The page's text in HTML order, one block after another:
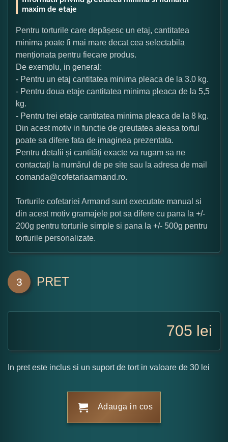
maxim de etaje
Pentru torturile care depășesc un etaj, cantitatea
minima poate fi mai mare decat cea selectabila
menționata pentru fiecare produs.
De exemplu, in general:
- Pentru un etaj cantitatea minima pleaca de la 3.0 kg.
- Pentru doua etaje cantitatea minima pleaca de la 5,5
kg.
- Pentru trei etaje cantitatea minima pleaca de la 8 kg.
Din acest motiv in functie de greutatea aleasa tortul
poate sa difere fata de imaginea prezentata.
Pentru detalii și cantități exacte va rugam sa ne
contactați la numărul de pe site sau la adresa de mail
comanda@cofetariaarmand.ro.
Torturile cofetariei Armand sunt executate manual si
din acest motiv gramajele pot sa difere cu pana la +/-
200g pentru torturile simple si pana la +/- 500g pentru
torturile personalizate.
3 PRET
705 lei
In pret este inclus si un suport de tort in valoare de 30 lei
Adauga in cos